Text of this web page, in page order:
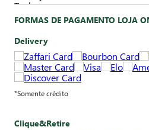
FORMAS DE PAGAMENTO LOJA
Delivery
*Somente crédito
Clique&Retire